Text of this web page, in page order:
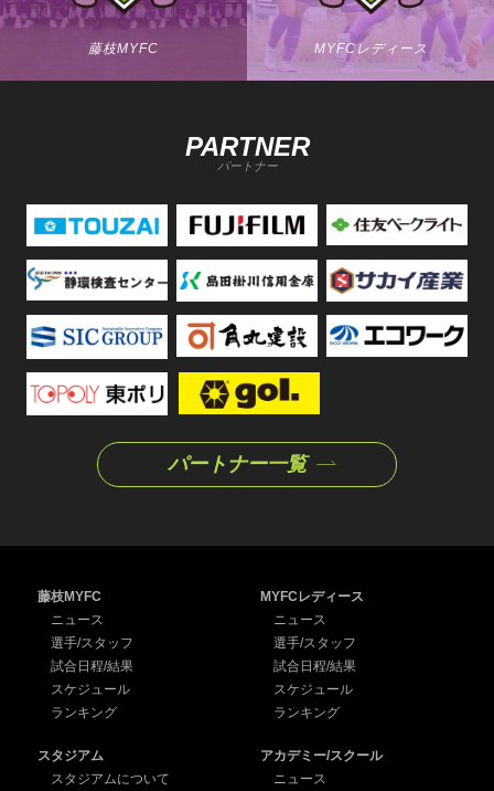
藤枝MYFC MYFCレディース
PARTNER
パートナー
パートナー一覧
藤枝MYFC
ニュース
選手/スタッフ
試合日程/結果
スケジュール
ランキング
MYFCレディース
ニュース
選手/スタッフ
試合日程/結果
スケジュール
ランキング
スタジアム
スタジアムについて
アカデミー/スクール
ニュース